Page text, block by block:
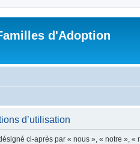
d'Adoption
d’utilisation
ci-après par « nous », « notre »,